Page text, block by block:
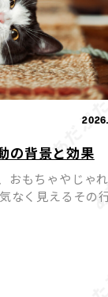
の背景と効果
おもちゃやじゃ
なく見えるその